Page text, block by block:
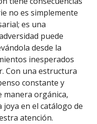
no es simplemente
es una
puede
desde la
inesperados
Con una estructura
constante y
manera orgánica,
joya en el catálogo de
atención.